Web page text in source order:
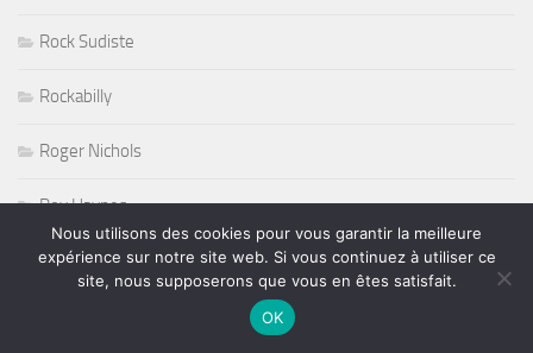
Rock Sudiste
Rockabilly
Roger Nichols
Roy Haynes
RUGBY
Nous utilisons des cookies pour vous garantir la meilleure
expérience sur notre site web. Si vous continuez à utiliser ce
site, nous supposerons que vous en êtes satisfait.
OK